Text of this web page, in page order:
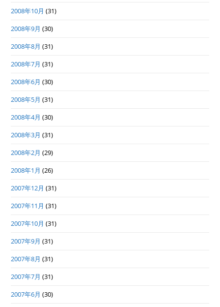
2008年10月 (31)
2008年9月 (30)
2008年8月 (31)
2008年7月 (31)
2008年6月 (30)
2008年5月 (31)
2008年4月 (30)
2008年3月 (31)
2008年2月 (29)
2008年1月 (26)
2007年12月 (31)
2007年11月 (31)
2007年10月 (31)
2007年9月 (31)
2007年8月 (31)
2007年7月 (31)
2007年6月 (30)